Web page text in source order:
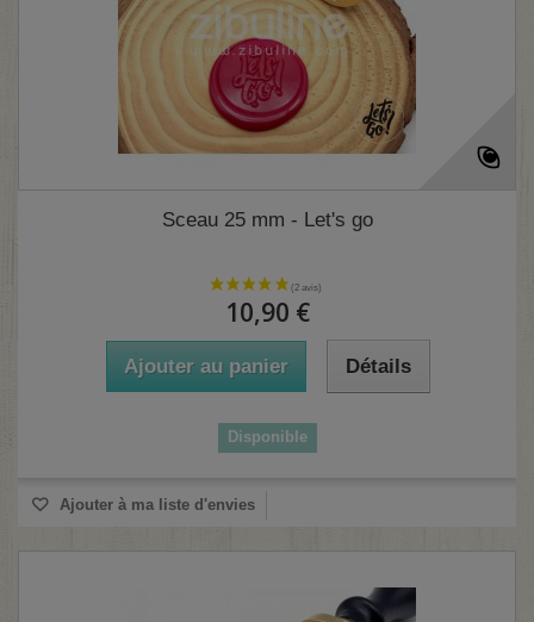
Sceau 25 mm - Let's go
10,90 €
Ajouter au panier Détails
Disponible
Ajouter à ma liste d'envies